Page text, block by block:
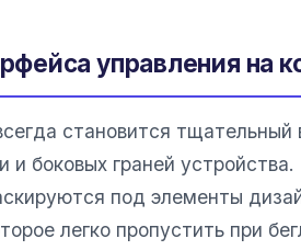
управления на
становится тщательный
и боковых граней
под элементы
легко пропустить при